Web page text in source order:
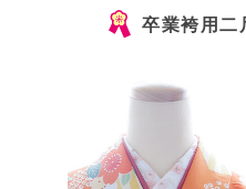
卒業袴用二